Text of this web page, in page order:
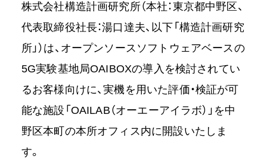
株式会社構造計画研究所（本社：東京都中野区、
代表取締役社長：湯口達夫、以下「構造計画研究
所」）は、オープンソースソフトウェアベースの
5G実験基地局OAIBOXの導入を検討されてい
るお客様向けに、実機を用いた評価・検証が可
能な施設「OAILAB（オーエーアイラボ）」を中
野区本町の本所オフィス内に開設いたしま
す。